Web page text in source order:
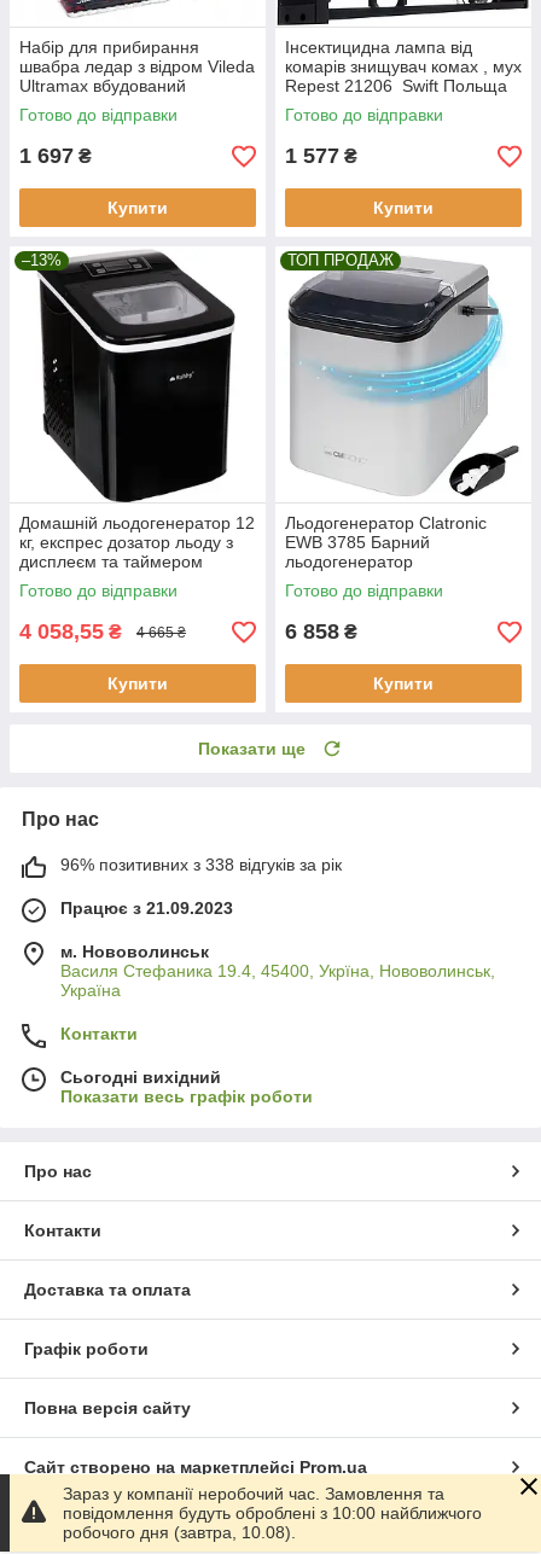
Набір для прибирання
швабра ледар з відром Vileda
Ultramax вбудований
автоматичним віджиманням
Готово до відправки
1 697 ₴
Купити
Інсектицидна лампа від
комарів знищувач комах , мух
Repest 21206 Swift Польща
Готово до відправки
1 577 ₴
Купити
–13%
Домашній льодогенератор 12
кг, експрес дозатор льоду з
дисплеєм та таймером
Ruhhy 25565
Готово до відправки
4 058,55 ₴ 4 665 ₴
Купити
ТОП ПРОДАЖ
Льодогенератор Clatronic
EWB 3785 Барний
льодогенератор
Готово до відправки
6 858 ₴
Купити
Показати ще
Про нас
96% позитивних з 338 відгуків за рік
Працює з 21.09.2023
м. Нововолинськ
Василя Стефаника 19.4, 45400, Укрїна, Нововолинськ,
Україна
Контакти
Сьогодні вихідний
Показати весь графік роботи
Про нас
Контакти
Доставка та оплата
Графік роботи
Повна версія сайту
Сайт створено на маркетплейсі Prom.ua
Політика конфіденційності
Зараз у компанії неробочий час. Замовлення та
повідомлення будуть оброблені з 10:00 найближчого
робочого дня (завтра, 10.08).